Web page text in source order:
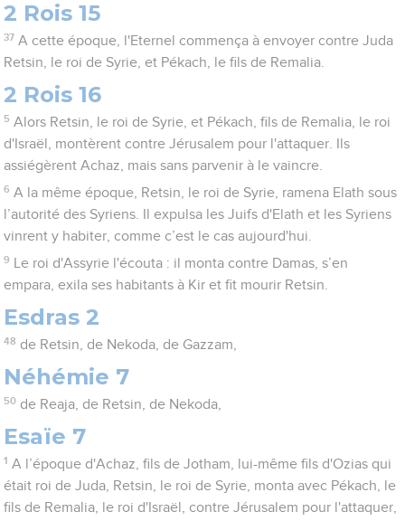
2 Rois 15
37 A cette époque, l'Eternel commença à envoyer contre Juda
Retsin, le roi de Syrie, et Pékach, le fils de Remalia.
2 Rois 16
5 Alors Retsin, le roi de Syrie, et Pékach, fils de Remalia, le roi
d'Israël, montèrent contre Jérusalem pour l'attaquer. Ils
assiégèrent Achaz, mais sans parvenir à le vaincre.
6 A la même époque, Retsin, le roi de Syrie, ramena Elath sous
l’autorité des Syriens. Il expulsa les Juifs d'Elath et les Syriens
vinrent y habiter, comme c’est le cas aujourd'hui.
9
Le roi d'Assyrie l'écouta : il monta contre Damas, s’en
empara, exila ses habitants à Kir et fit mourir Retsin.
Esdras 2
48 de Retsin, de Nekoda, de Gazzam,
Néhémie 7
50 de Reaja, de Retsin, de Nekoda,
Esaïe 7
1 A l’époque d'Achaz, fils de Jotham, lui-même fils d'Ozias qui
était roi de Juda, Retsin, le roi de Syrie, monta avec Pékach, le
fils de Remalia, le roi d'Israël, contre Jérusalem pour l'attaquer,